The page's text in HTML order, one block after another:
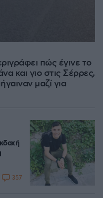
πώς έγινε το
και γιο στις Σέρρες,
μαζί για
357